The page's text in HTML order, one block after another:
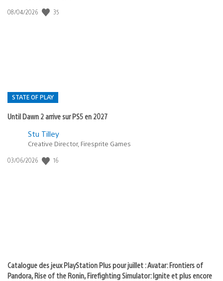
Date
08/04/2026 35
STATE OF PLAY
Until Dawn 2 arrive sur PS5 en 2027
Postée
:
Stu Tilley
Creative Director, Firesprite Games
Date
03/06/2026 16
Catalogue des jeux PlayStation Plus pour juillet : Avatar: Frontiers of
Pandora, Rise of the Ronin, Firefighting Simulator: Ignite et plus encore